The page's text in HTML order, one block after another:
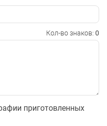
Кол-во знаков: 0
приготовленных